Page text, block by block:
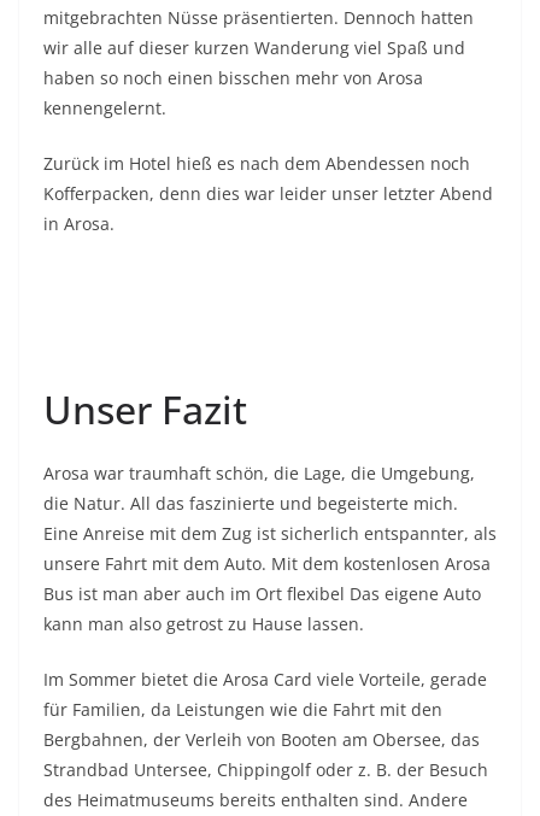
mitgebrachten Nüsse präsentierten. Dennoch hatten
wir alle auf dieser kurzen Wanderung viel Spaß und
haben so noch einen bisschen mehr von Arosa
kennengelernt.
Zurück im Hotel hieß es nach dem Abendessen noch
Kofferpacken, denn dies war leider unser letzter Abend
in Arosa.
Unser Fazit
Arosa war traumhaft schön, die Lage, die Umgebung,
die Natur. All das faszinierte und begeisterte mich.
Eine Anreise mit dem Zug ist sicherlich entspannter, als
unsere Fahrt mit dem Auto. Mit dem kostenlosen Arosa
Bus ist man aber auch im Ort flexibel Das eigene Auto
kann man also getrost zu Hause lassen.
Im Sommer bietet die Arosa Card viele Vorteile, gerade
für Familien, da Leistungen wie die Fahrt mit den
Bergbahnen, der Verleih von Booten am Obersee, das
Strandbad Untersee, Chippingolf oder z. B. der Besuch
des Heimatmuseums bereits enthalten sind. Andere